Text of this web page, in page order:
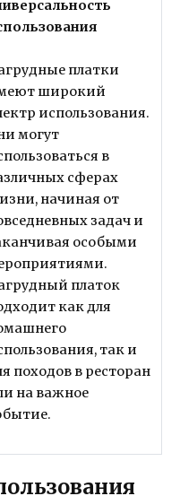
платки
широкий
использования.
могут
в
сферах
начиная от
задач и
особыми
платок
как для
так и
походов в ресторан
на важное